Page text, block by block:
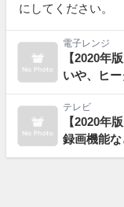
にしてください。
電子レンジ
【2020年
いや、ヒ
テレビ
【2020年
録画機能な